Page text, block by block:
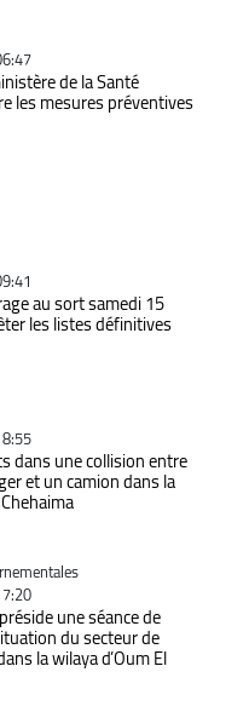
de la Santé
les mesures préventives
au sort samedi 15
les listes définitives
dans une collision entre
et un camion dans la
une séance de
du secteur de
la wilaya d’Oum El